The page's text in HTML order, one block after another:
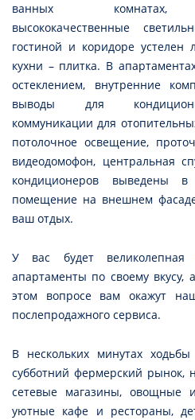
ванных комнатах,
высококачественные
гостиной и коридоре
кухни – плитка. В
остеклением, внутренние
выводы для
коммуникации для
потолочное освещение,
видеодомофон, центральная
кондиционеров выведены в
помещение на внешнем
ваш отдых.
У вас будет великолепная
апартаменты по своему
этом вопросе вам окажут
послепродажного сервиса.
В нескольких минутах
субботний фермерский рынок,
сетевые магазины, овощные
уютные кафе и рестораны,